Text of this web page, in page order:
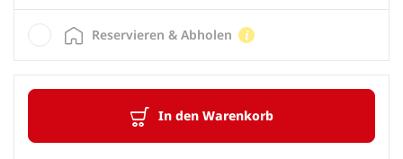
In den Warenkorb
Reservieren & Abholen